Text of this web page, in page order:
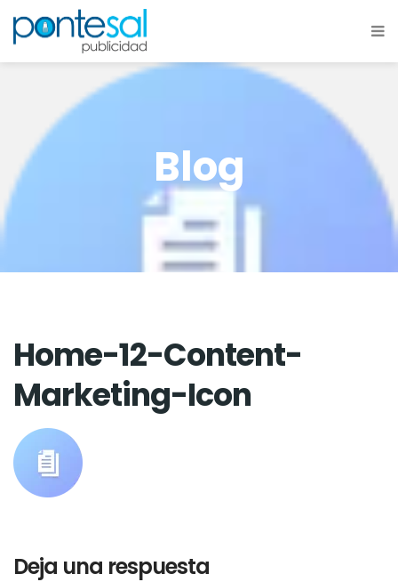
Blog
Home-12-Content-
Marketing-Icon
Deja una respuesta